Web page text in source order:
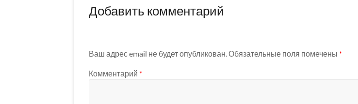
Добавить комментарий
Ваш адрес email не будет опубликован. Обязательные поля помечены *
Комментарий *